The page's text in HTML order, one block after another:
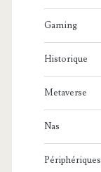
Gaming
Historique
Metaverse
Nas
Périphériques